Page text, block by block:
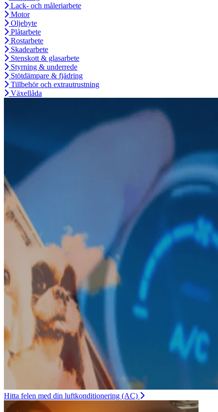
Lack- och måleriarbete
Motor
Oljebyte
Plåtarbete
Rostarbete
Skadearbete
Stenskott & glasarbete
Styrning & underrede
Stötdämpare & fjädring
Tillbehör och extrautrustning
Växellåda
Hitta felen med din luftkonditionering (AC)